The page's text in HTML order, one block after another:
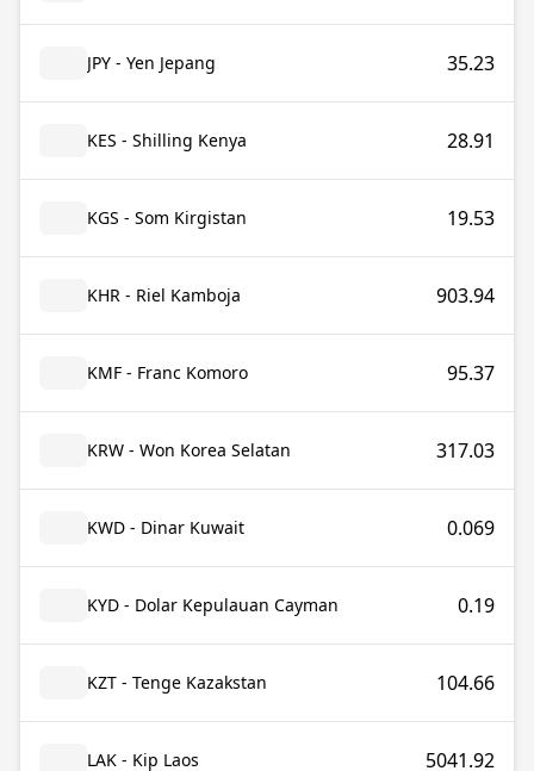
JPY - Yen Jepang 35.23
KES - Shilling Kenya 28.91
KGS - Som Kirgistan 19.53
KHR - Riel Kamboja 903.94
KMF - Franc Komoro 95.37
KRW - Won Korea Selatan 317.03
KWD - Dinar Kuwait 0.069
KYD - Dolar Kepulauan Cayman 0.19
KZT - Tenge Kazakstan 104.66
LAK - Kip Laos 5041.92